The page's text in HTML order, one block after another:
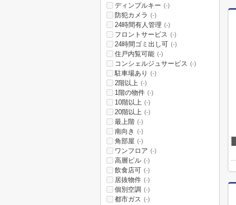
ディンプルキー (-)
防犯カメラ (-)
24時間有人管理 (-)
フロントサービス (-)
24時間ゴミ出し可 (-)
住戸内覧可能 (-)
コンシェルジュサービス (-)
駐車場あり (-)
2階以上 (-)
1階の物件 (-)
10階以上 (-)
20階以上 (-)
最上階 (-)
南向き (-)
角部屋 (-)
ワンフロア (-)
高層ビル (-)
飲食店可 (-)
居抜物件 (-)
個別空調 (-)
都市ガス (-)